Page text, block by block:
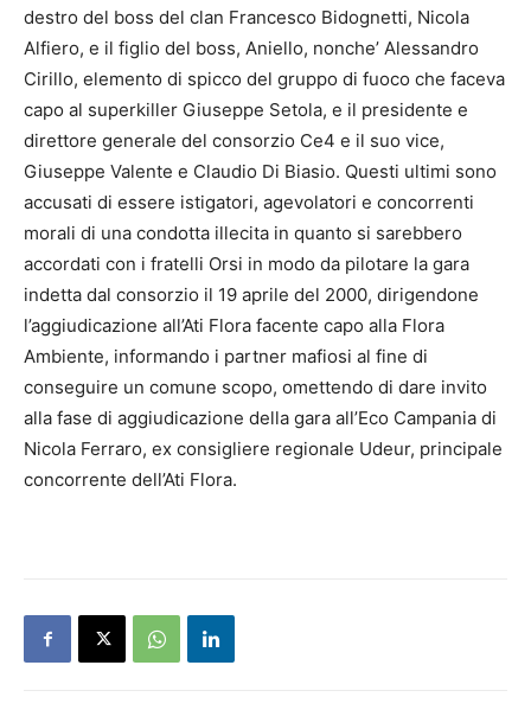
destro del boss del clan Francesco Bidognetti, Nicola
Alfiero, e il figlio del boss, Aniello, nonche’ Alessandro
Cirillo, elemento di spicco del gruppo di fuoco che faceva
capo al superkiller Giuseppe Setola, e il presidente e
direttore generale del consorzio Ce4 e il suo vice,
Giuseppe Valente e Claudio Di Biasio. Questi ultimi sono
accusati di essere istigatori, agevolatori e concorrenti
morali di una condotta illecita in quanto si sarebbero
accordati con i fratelli Orsi in modo da pilotare la gara
indetta dal consorzio il 19 aprile del 2000, dirigendone
l’aggiudicazione all’Ati Flora facente capo alla Flora
Ambiente, informando i partner mafiosi al fine di
conseguire un comune scopo, omettendo di dare invito
alla fase di aggiudicazione della gara all’Eco Campania di
Nicola Ferraro, ex consigliere regionale Udeur, principale
concorrente dell’Ati Flora.